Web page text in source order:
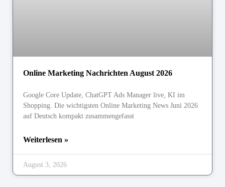
Online Marketing Nachrichten August 2026
Google Core Update, ChatGPT Ads Manager live, KI im
Shopping. Die wichtigsten Online Marketing News Juni 2026
auf Deutsch kompakt zusammengefasst
Weiterlesen »
August 3, 2026